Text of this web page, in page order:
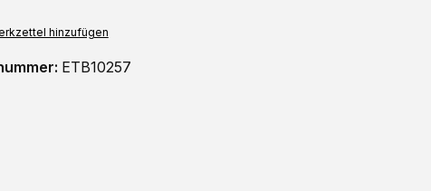
hinzufügen
ETB10257